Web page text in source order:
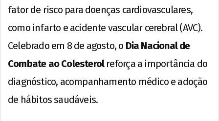
fator de risco para doenças cardiovasculares,
como infarto e acidente vascular cerebral (AVC).
Celebrado em 8 de agosto, o Dia Nacional de
Combate ao Colesterolreforça a importância do
diagnóstico, acompanhamento médico e adoção
de hábitos saudáveis.